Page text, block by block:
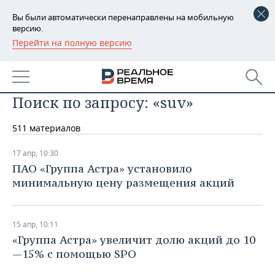
Вы были автоматически перенаправлены на мобильную
версию.
Перейти на полную версию
РЕГИОНЫ
БАШКОРТОСТАН
ТАТАРСТАН
УДМУРТИЯ
НОВОСТИ
АНАЛИТИКА
НОВОСТИ АНАЛИТИКИ
ДЕКЛАРАЦИИ О ДОХОДАХ
КОРОЛИ ГОСЗАКАЗА ПФО
КОМУ ПРИНАДЛЕЖАТ
ТОРГОВЫЕ ЦЕНТРЫ
ТАТАРСТАНА
ЭКОНОМИКА
НОВОСТИ ЭКОНОМИКИ
ФИНАНСЫ
БЮДЖЕТ
ПРОМЫШЛЕННОСТЬ
НОВОСТИ
АГРОПРОМ
МАШИНОСТРОЕНИЕ
НЕДВИЖИМОСТЬ
НОВОСТИ АВТО
БИЗНЕС
Поиск по запросу: «suv»
511 материалов
17 апр, 10:30
ПАО «Группа Астра» установило
минимальную цену размещения акций
15 апр, 10:11
«Группа Астра» увеличит долю акций до 10
—15% с помощью SPO